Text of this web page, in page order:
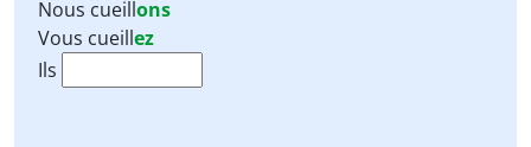
Nous cueillons
Vous cueillez
Ils